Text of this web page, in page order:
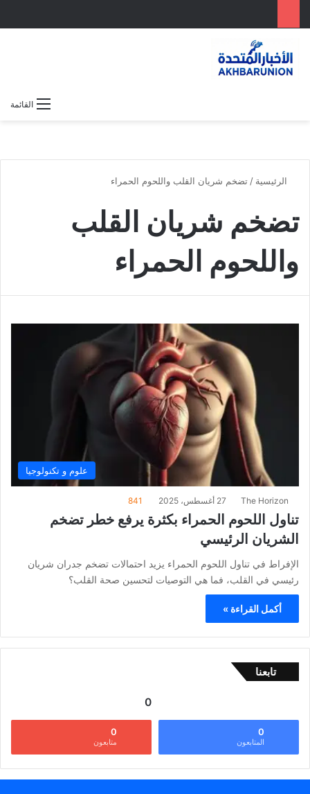
القائمةبحث عن
الوضع المظلم
الرئيسية / تضخم شريان القلب واللحوم الحمراء
تضخم شريان القلب
واللحوم الحمراء
علوم و تكنولوجيا
The Horizon 27 أغسطس، 2025 841
تناول اللحوم الحمراء بكثرة يرفع خطر تضخم
الشريان الرئيسي
الإفراط في تناول اللحوم الحمراء يزيد احتمالات تضخم جدران شريان
رئيسي في القلب، فما هي التوصيات لتحسين صحة القلب؟
أكمل القراءة »
تابعنا
0
0
المتابعون
0
متابعون